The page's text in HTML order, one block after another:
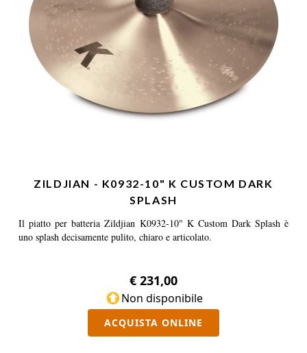
ZILDJIAN - K0932-10" K CUSTOM DARK
SPLASH
Il piatto per batteria Zildjian K0932-10" K Custom Dark Splash è
uno splash decisamente pulito, chiaro e articolato.
€ 231,00
Non disponibile
ACQUISTA ONLINE